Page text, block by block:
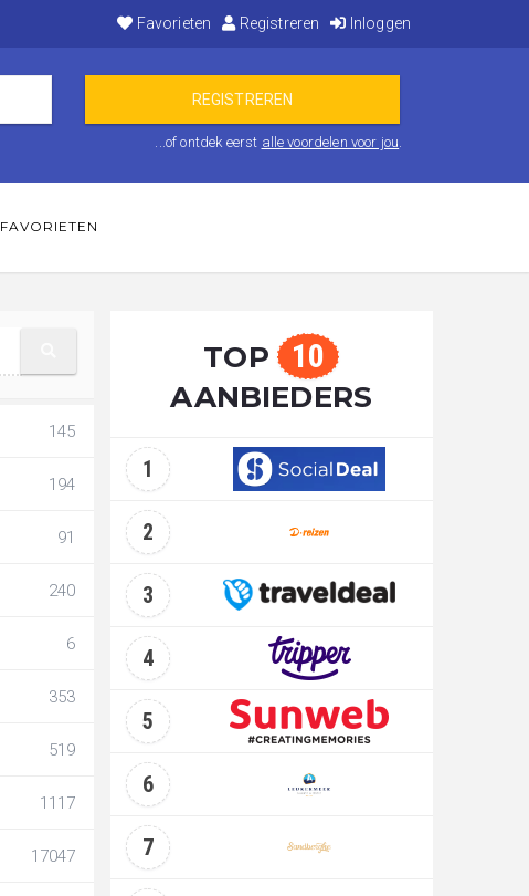
Favorieten Registreren Inloggen
...of ontdek eerst alle voordelen voor jou.
FAVORIETEN
145
194
91
240
6
353
519
1117
17047
TOP 10
AANBIEDERS
1
2
3
4
5
6
7